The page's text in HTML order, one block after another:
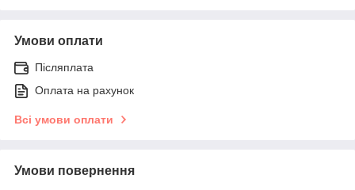
Умови оплати
Післяплата
Оплата на рахунок
Всі умови оплати
Умови повернення